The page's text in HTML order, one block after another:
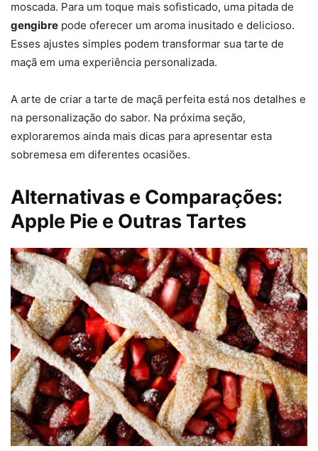
moscada. Para um toque mais sofisticado, uma pitada de
gengibre pode oferecer um aroma inusitado e delicioso.
Esses ajustes simples podem transformar sua tarte de
maçã em uma experiência personalizada.
A arte de criar a tarte de maçã perfeita está nos detalhes e
na personalização do sabor. Na próxima seção,
exploraremos ainda mais dicas para apresentar esta
sobremesa em diferentes ocasiões.
Alternativas e Comparações:
Apple Pie e Outras Tartes